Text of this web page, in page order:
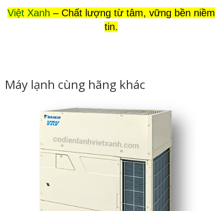
Việt Xanh – Chất lượng từ tâm, vững bền niềm
tin.
Máy lạnh cùng hãng khác